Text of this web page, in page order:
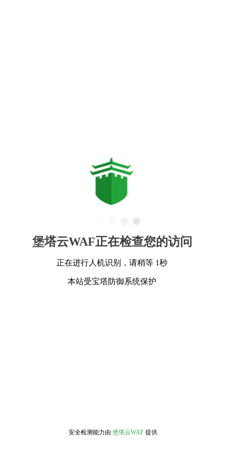
堡塔云WAF正在检查您的访问
正在进行人机识别，请稍等 1秒
本站受宝塔防御系统保护
安全检测能力由 堡塔云WAF 提供